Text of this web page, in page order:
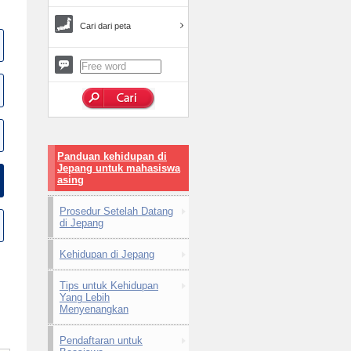
Cari dari peta
Panduan kehidupan di
Jepang untuk mahasiswa
asing
Prosedur Setelah Datang
di Jepang
Kehidupan di Jepang
Tips untuk Kehidupan
Yang Lebih
Menyenangkan
Pendaftaran untuk